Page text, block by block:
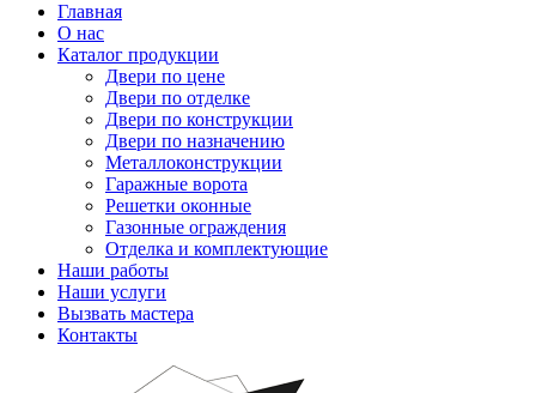
Главная
О нас
Каталог продукции
Двери по цене
Двери по отделке
Двери по конструкции
Двери по назначению
Металлоконструкции
Гаражные ворота
Решетки оконные
Газонные ограждения
Отделка и комплектующие
Наши работы
Наши услуги
Вызвать мастера
Контакты